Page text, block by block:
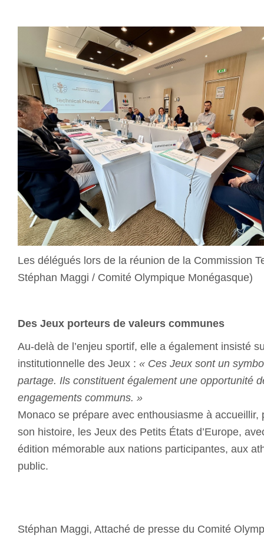
Les délégués lors de la réunion de la Commission
Stéphan Maggi / Comité Olympique Monégasque)
Des Jeux porteurs de valeurs communes
Au-delà de l’enjeu sportif, elle a également insisté
institutionnelle des Jeux : « Ces Jeux sont un
partage. Ils constituent également une opportunité
engagements communs. »
Monaco se prépare avec enthousiasme à accueillir,
son histoire, les Jeux des Petits États d’Europe,
édition mémorable aux nations participantes, aux
public.
Stéphan Maggi, Attaché de presse du Comité